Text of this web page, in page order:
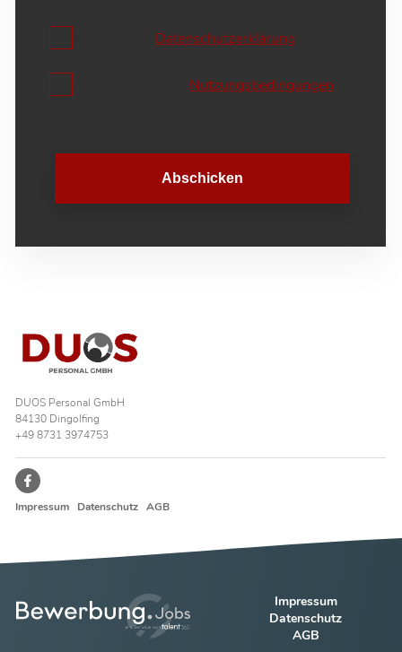
Datenschutzerklärung
Nutzungsbedingungen
Abschicken
DUOS Personal GmbH
84130 Dingolfing
+49 8731 3974753
Impressum Datenschutz AGB
Impressum
Datenschutz
AGB